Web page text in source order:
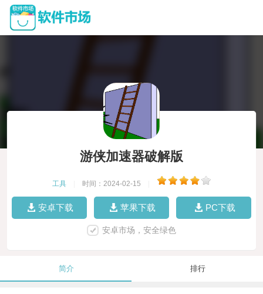
游侠加速器破解版
工具 时间：2024-02-15
安卓下载 苹果下载 PC下载
安卓市场，安全绿色
简介 排行